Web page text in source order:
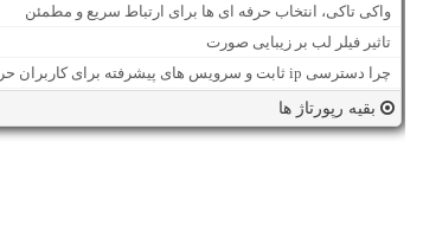
واکی تاکی، انتخاب حرفه ای ها برای ارتباط سریع و مطمئن
تاثیر فیلر لب بر زیبایی صورت
چرا دسترسی ip ثابت و سرویس های پیشرفته برای کاربران حرفه ای ضروری است؟
بقیه رپورتاژ ها